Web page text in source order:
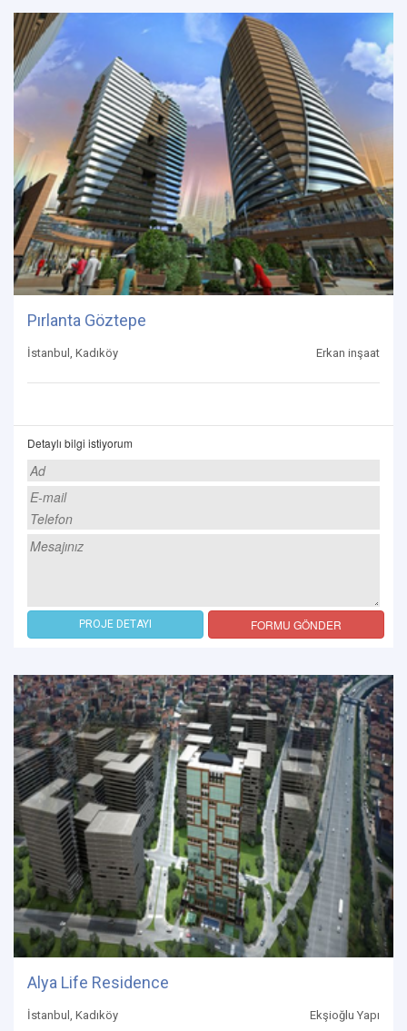
Pırlanta Göztepe
İstanbul, Kadıköy Erkan inşaat
Detaylı bilgi istiyorum
PROJE DETAYI FORMU GÖNDER
Alya Life Residence
İstanbul, Kadıköy Ekşioğlu Yapı